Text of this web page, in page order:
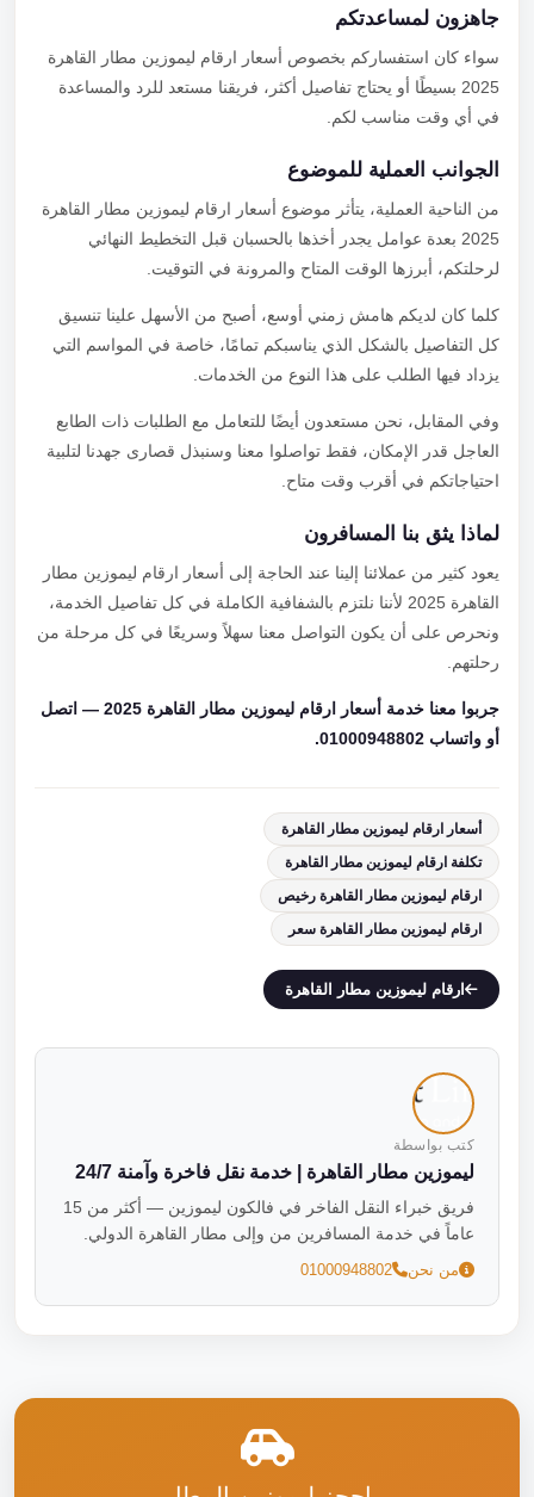
جاهزون لمساعدتكم
سواء كان استفساركم بخصوص أسعار ارقام ليموزين مطار القاهرة
2025 بسيطًا أو يحتاج تفاصيل أكثر، فريقنا مستعد للرد والمساعدة
في أي وقت مناسب لكم.
الجوانب العملية للموضوع
من الناحية العملية، يتأثر موضوع أسعار ارقام ليموزين مطار القاهرة
2025 بعدة عوامل يجدر أخذها بالحسبان قبل التخطيط النهائي
لرحلتكم، أبرزها الوقت المتاح والمرونة في التوقيت.
كلما كان لديكم هامش زمني أوسع، أصبح من الأسهل علينا تنسيق
كل التفاصيل بالشكل الذي يناسبكم تمامًا، خاصة في المواسم التي
يزداد فيها الطلب على هذا النوع من الخدمات.
وفي المقابل، نحن مستعدون أيضًا للتعامل مع الطلبات ذات الطابع
العاجل قدر الإمكان، فقط تواصلوا معنا وسنبذل قصارى جهدنا لتلبية
احتياجاتكم في أقرب وقت متاح.
لماذا يثق بنا المسافرون
يعود كثير من عملائنا إلينا عند الحاجة إلى أسعار ارقام ليموزين مطار
القاهرة 2025 لأننا نلتزم بالشفافية الكاملة في كل تفاصيل الخدمة،
ونحرص على أن يكون التواصل معنا سهلاً وسريعًا في كل مرحلة من
رحلتهم.
جربوا معنا خدمة أسعار ارقام ليموزين مطار القاهرة 2025 — اتصل
أو واتساب 01000948802.
أسعار ارقام ليموزين مطار القاهرة
تكلفة ارقام ليموزين مطار القاهرة
ارقام ليموزين مطار القاهرة رخيص
ارقام ليموزين مطار القاهرة سعر
ارقام ليموزين مطار القاهرة
كتب بواسطة
ليموزين مطار القاهرة | خدمة نقل فاخرة وآمنة 24/7
فريق خبراء النقل الفاخر في فالكون ليموزين — أكثر من 15
عاماً في خدمة المسافرين من وإلى مطار القاهرة الدولي.
من نحن 01000948802